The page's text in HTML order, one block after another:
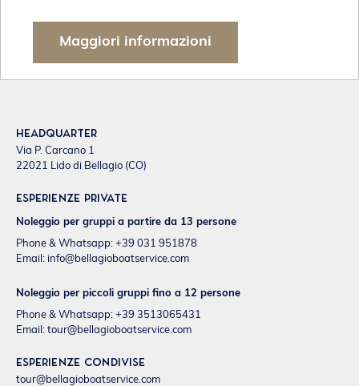
Maggiori informazioni
Headquarter
Via P. Carcano 1
22021 Lido di Bellagio (CO)
Esperienze private
Noleggio per gruppi a partire da 13 persone
Phone & Whatsapp: +39 031 951878
Email: info@bellagioboatservice.com
Noleggio per piccoli gruppi fino a 12 persone
Phone & Whatsapp: +39 3513065431
Email: tour@bellagioboatservice.com
Esperienze condivise
tour@bellagioboatservice.com